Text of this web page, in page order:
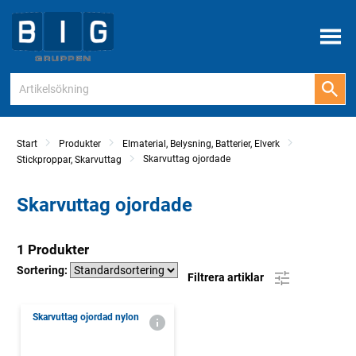
Meny
Start Produkter
Elmaterial, Belysning, Batterier, Elverk
Stickproppar, Skarvuttag
Skarvuttag ojordade
Skarvuttag ojordade
1 Produkter
Sortering:
Filtrera artiklar
Skarvuttag ojordad nylon